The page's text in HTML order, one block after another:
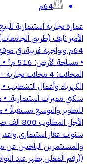
64م
عمارة تجارية استثمارية
الأمير نايف (طريق
64م وبواجهة غربية، في
•
المحلات: 4 محلات
الكهرباء وأعمال التشطيب
سكني مميزات استثمارية:
للتطوير والتوسع مستقبلاً
سنوات عقار استثماري
والمستثمرين الباحثين
((رقم المعلن يظهر عند